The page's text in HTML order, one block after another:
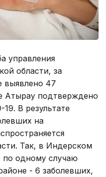
управления
области, за
выявлено 47
Атырау подтверждено
19. В результате
на
Так, в Индерском
по одному случаю
- 6 заболевших,